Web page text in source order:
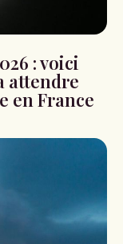
: voici
attendre
en France